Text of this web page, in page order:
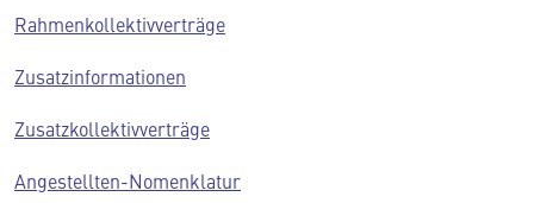
Rahmenkollektivverträge
Zusatzinformationen
Zusatzkollektivverträge
Angestellten-Nomenklatur